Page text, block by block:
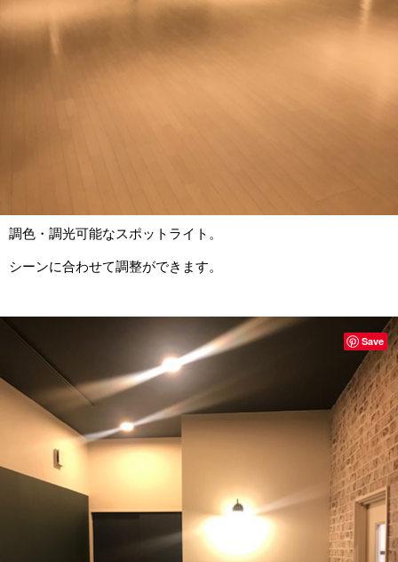
調色・調光可能なスポットライト。
シーンに合わせて調整ができます。
Save